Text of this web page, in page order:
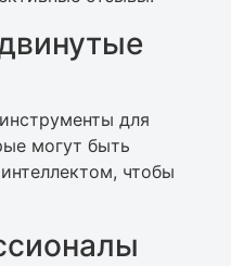
для
могут быть
чтобы